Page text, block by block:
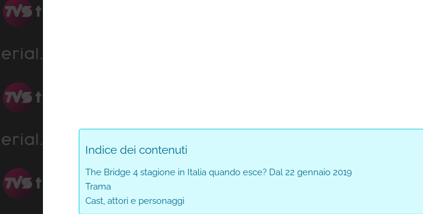
Indice dei contenuti
The Bridge 4 stagione in Italia quando esce? Dal 22 gennaio 2019
Trama
Cast, attori e personaggi